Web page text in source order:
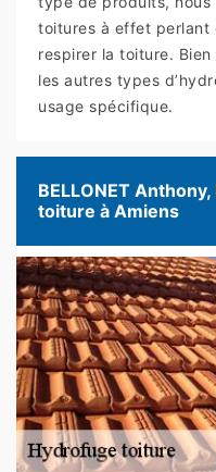
toitures à effet perlant
respirer la toiture. Bien
les autres types
usage spécifique.
BELLONET
toiture à Amiens